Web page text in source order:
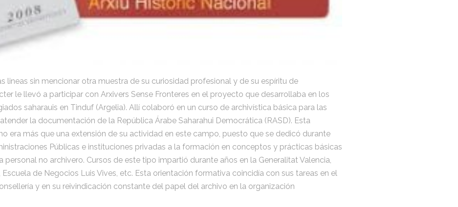
lineas sin mencionar otra muestra de su curiosidad profesional y de su espíritu de
le llevó a participar con Arxivers Sense Fronteres en el proyecto que desarrollaba en los
saharauis en Tinduf (Argelia). Allí colaboró en un curso de archivística básica para las
la documentación de la República Árabe Saharahui Democrática (RASD). Esta
era más que una extensión de su actividad en este campo, puesto que se dedicó durante
Públicas e instituciones privadas a la formación en conceptos y prácticas básicas
personal no archivero. Cursos de este tipo impartió durante años en la Generalitat Valencia,
Escuela de Negocios Luis Vives, etc. Esta orientación formativa coincidía con sus tareas en el
y en su reivindicación constante del papel del archivo en la organización